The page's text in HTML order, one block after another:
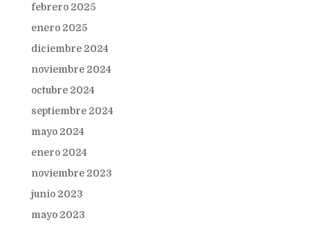
febrero 2025
enero 2025
diciembre 2024
noviembre 2024
octubre 2024
septiembre 2024
mayo 2024
enero 2024
noviembre 2023
junio 2023
mayo 2023